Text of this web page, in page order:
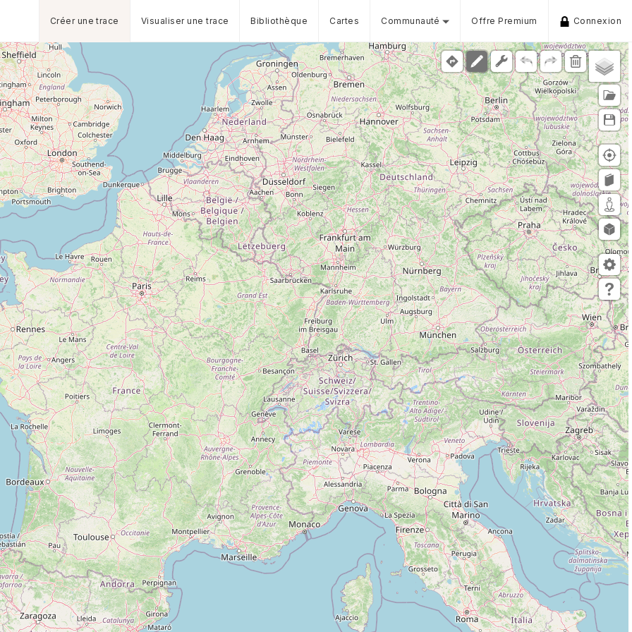
Créer une trace Visualiser une trace Bibliothèque Cartes Communauté Offre Premium Connexion